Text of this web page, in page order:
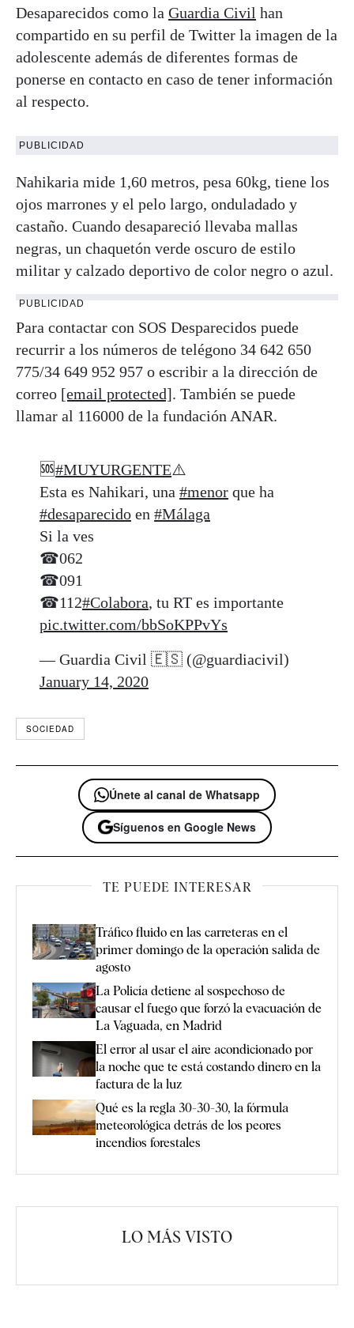
Desaparecidos como la Guardia Civil han
compartido en su perfil de Twitter la imagen de la
adolescente además de diferentes formas de
ponerse en contacto en caso de tener información
al respecto.
PUBLICIDAD
Nahikaria mide 1,60 metros, pesa 60kg, tiene los
ojos marrones y el pelo largo, onduladado y
castaño. Cuando desapareció llevaba mallas
negras, un chaquetón verde oscuro de estilo
militar y calzado deportivo de color negro o azul.
PUBLICIDAD
Para contactar con SOS Desparecidos puede
recurrir a los números de telégono 34 642 650
775/34 649 952 957 o escribir a la dirección de
correo [email protected]. También se puede
llamar al 116000 de la fundación ANAR.
🆘#MUYURGENTE⚠️
Esta es Nahikari, una #menor que ha
#desaparecido en #Málaga
Si la ves
☎062
☎091
☎112#Colabora, tu RT es importante
pic.twitter.com/bbSoKPPvYs
— Guardia Civil 🇪🇸 (@guardiacivil)
January 14, 2020
SOCIEDAD
Únete al canal de Whatsapp
Síguenos en Google News
TE PUEDE INTERESAR
Tráfico fluido en las carreteras en el
primer domingo de la operación salida de
agosto
La Policía detiene al sospechoso de
causar el fuego que forzó la evacuación de
La Vaguada, en Madrid
El error al usar el aire acondicionado por
la noche que te está costando dinero en la
factura de la luz
Qué es la regla 30-30-30, la fórmula
meteorológica detrás de los peores
incendios forestales
LO MÁS VISTO